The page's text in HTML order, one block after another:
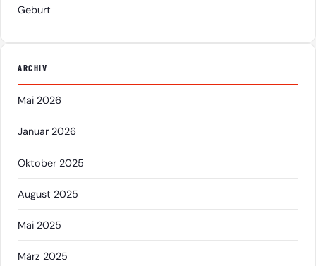
Geburt
ARCHIV
Mai 2026
Januar 2026
Oktober 2025
August 2025
Mai 2025
März 2025